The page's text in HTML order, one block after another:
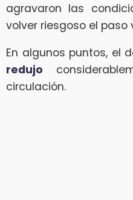
agravaron las
volver riesgoso el paso
En algunos puntos, el
redujo
circulación.